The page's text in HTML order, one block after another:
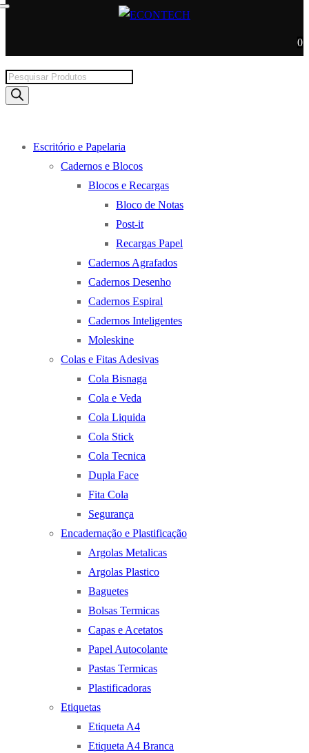
0
Products
search
Escritório e Papelaria
Cadernos e Blocos
Blocos e Recargas
Bloco de Notas
Post-it
Recargas Papel
Cadernos Agrafados
Cadernos Desenho
Cadernos Espiral
Cadernos Inteligentes
Moleskine
Colas e Fitas Adesivas
Cola Bisnaga
Cola e Veda
Cola Liquida
Cola Stick
Cola Tecnica
Dupla Face
Fita Cola
Segurança
Encadernação e Plastificação
Argolas Metalicas
Argolas Plastico
Baguetes
Bolsas Termicas
Capas e Acetatos
Papel Autocolante
Pastas Termicas
Plastificadoras
Etiquetas
Etiqueta A4
Etiqueta A4 Branca